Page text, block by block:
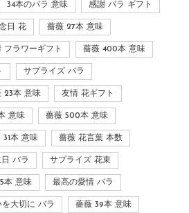
34本のバラ 意味 感謝 バラ ギフト
日 花 薔薇 27本 意味
フラワーギフト 薔薇 400本 意味
サプライズ バラ
23本 意味 友情 花ギフト
意味 薔薇 500本 意味
31本 意味 薔薇 花言葉 本数
バラ サプライズ 花束
本 意味 最高の愛情 バラ
を大切に バラ 薔薇 39本 意味